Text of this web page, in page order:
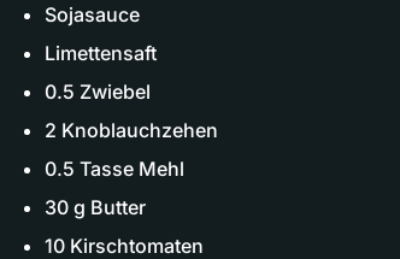
Sojasauce
Limettensaft
0.5 Zwiebel
2 Knoblauchzehen
0.5 Tasse Mehl
30 g Butter
10 Kirschtomaten